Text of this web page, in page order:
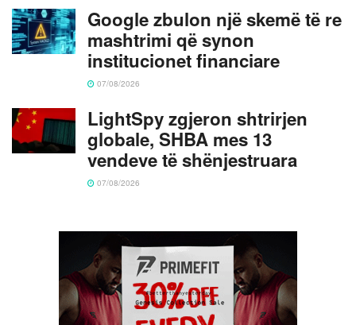
Google zbulon një skemë të re
mashtrimi që synon
institucionet financiare
07/08/2026
LightSpy zgjeron shtrirjen
globale, SHBA mes 13
vendeve të shënjestruara
07/08/2026